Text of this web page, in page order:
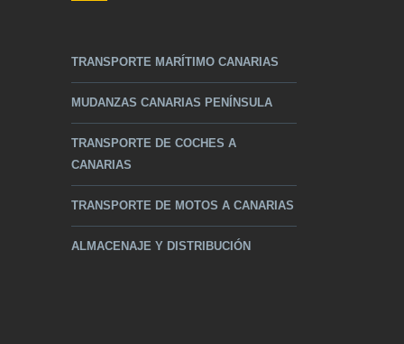
TRANSPORTE MARÍTIMO CANARIAS
MUDANZAS CANARIAS PENÍNSULA
TRANSPORTE DE COCHES A
CANARIAS
TRANSPORTE DE MOTOS A CANARIAS
ALMACENAJE Y DISTRIBUCIÓN